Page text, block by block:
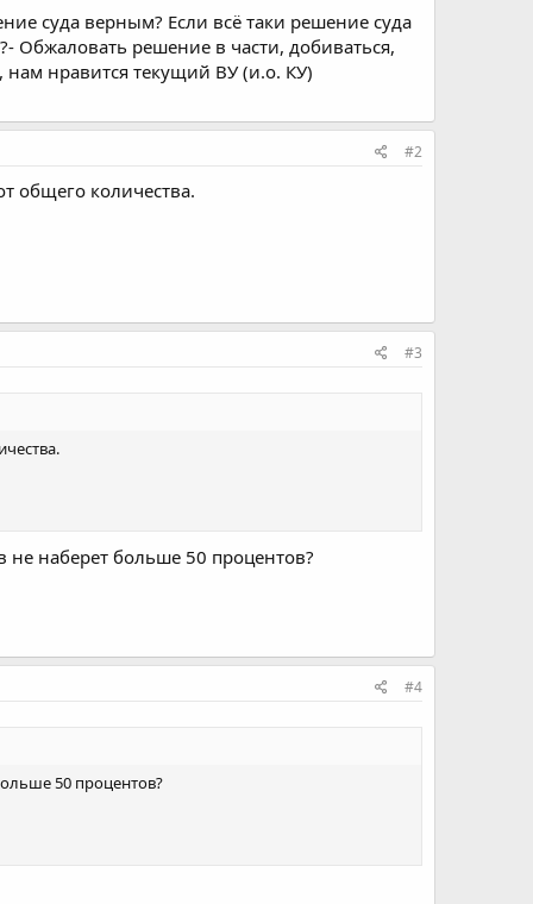
суда верным? Если всё таки решение суда
Обжаловать решение в части, добиваться,
нам нравится текущий ВУ (и.о. КУ)
#2
общего количества.
#3
не наберет больше 50 процентов?
#4
50 процентов?